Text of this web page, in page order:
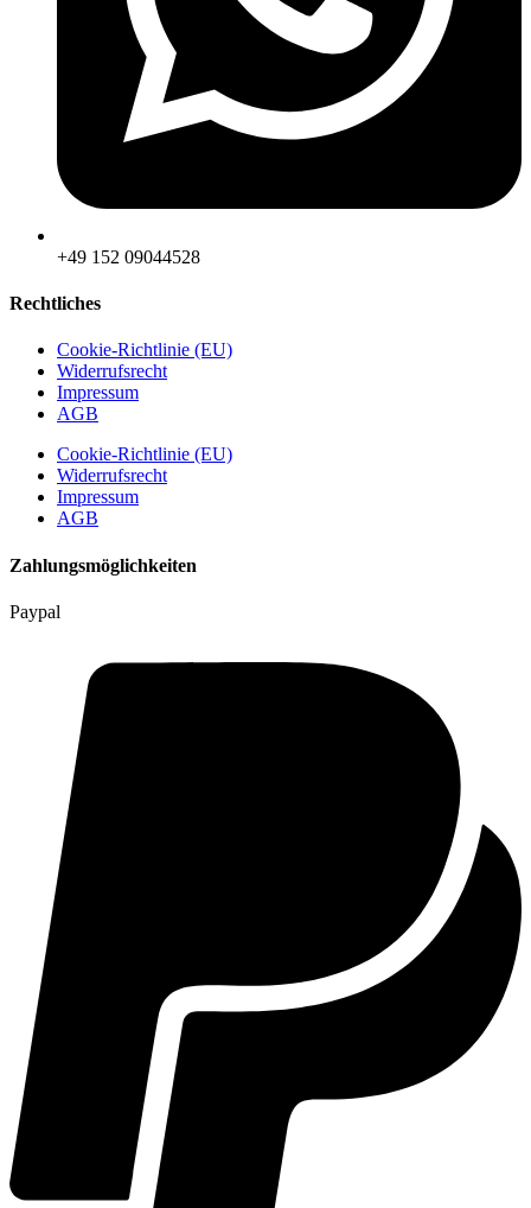
‪+49 152 09044528
Rechtliches
Cookie-Richtlinie (EU)
Widerrufsrecht
Impressum
AGB
Cookie-Richtlinie (EU)
Widerrufsrecht
Impressum
AGB
Zahlungsmöglichkeiten
Paypal